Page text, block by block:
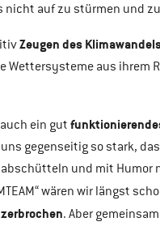
nicht auf zu stürmen und
Zeugen des
Wettersysteme aus ihrem
ein gut
gegenseitig so stark,
und mit Humor
wären wir längst
. Aber